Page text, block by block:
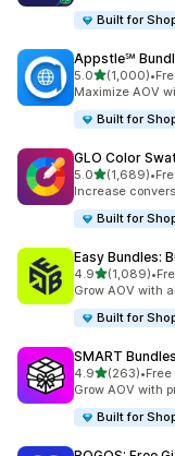
Built for
Appstle℠
5.0เต็ม 5 ดาว
(1,000)
ทั้งหมด 1000 รีวิว
•
Maximize AOV
Built for
GLO Color
5.0เต็ม 5 ดาว
(1,689)
ทั้งหมด 1689 รีวิว
•
Increase
Built for
Easy Bundles:
4.9เต็ม 5 ดาว
(1,089)
ทั้งหมด 1089 รีวิว
•
Grow AOV with
Built for
SMART
4.9เต็ม 5 ดาว
(263)
ทั้งหมด 263 รีวิว
•Free
Grow AOV with
Built for